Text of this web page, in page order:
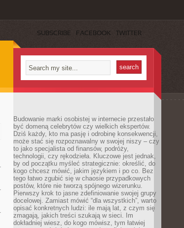
SUBSCRIBE FACEBOOK TWITTER
Budowanie marki osobistej w internecie przestało
być domeną celebrytów czy wielkich ekspertów.
Dziś każdy, kto ma pasję i odrobinę konsekwencji,
może stać się rozpoznawalny w swojej niszy – czy
to jako specjalista od finansów, podróży,
technologii, czy rękodzieła. Kluczowe jest jednak,
by od początku myśleć strategicznie: określić, do
kogo chcesz mówić, jakim językiem i po co. Bez
tego łatwo zgubić się w chaosie przypadkowych
postów, które nie tworzą spójnego wizerunku.
Pierwszy krok to jasne zdefiniowanie swojej grupy
docelowej. Zamiast mówić “dla wszystkich”, warto
opisać konkretnych ludzi: ile mają lat, z czym się
zmagają, jakich treści szukają w sieci. Im
dokładniej wiesz, do kogo mówisz, tym łatwiej